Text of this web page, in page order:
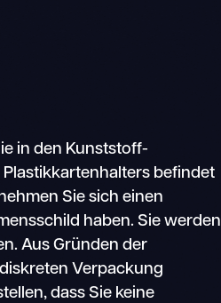
in den Kunststoff-
befindet
Sie sich einen
haben. Sie werden
Aus Gründen der
Verpackung
dass Sie keine